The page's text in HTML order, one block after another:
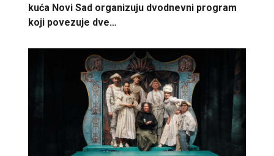
kuća Novi Sad organizuju dvodnevni program
koji povezuje dve…